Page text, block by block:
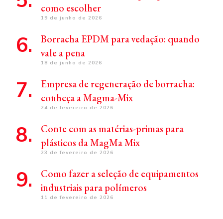
como escolher
19 de junho de 2026
Borracha EPDM para vedação: quando
vale a pena
18 de junho de 2026
Empresa de regeneração de borracha:
conheça a Magma-Mix
24 de fevereiro de 2026
Conte com as matérias-primas para
plásticos da MagMa Mix
23 de fevereiro de 2026
Como fazer a seleção de equipamentos
industriais para polímeros
11 de fevereiro de 2026